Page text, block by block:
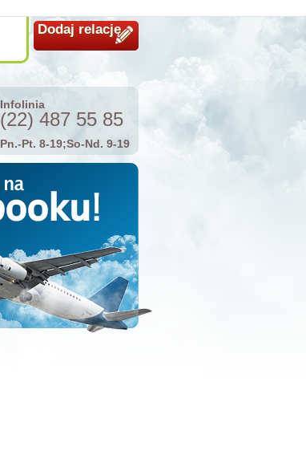
Dodaj relację
Infolinia
(22) 487 55 85
Pn.-Pt. 8-19;So-Nd. 9-19